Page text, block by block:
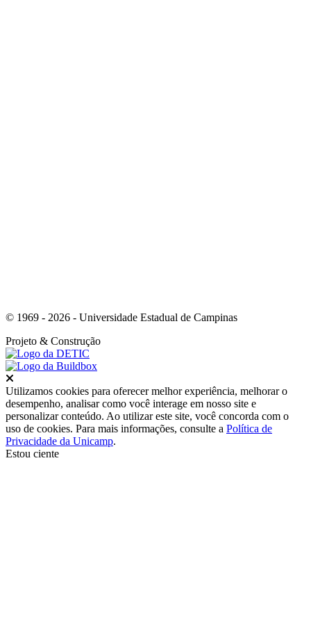
© 1969 - 2026 - Universidade Estadual de Campinas
Projeto & Construção
Utilizamos cookies para oferecer melhor experiência, melhorar o
desempenho, analisar como você interage em nosso site e
personalizar conteúdo. Ao utilizar este site, você concorda com o
uso de cookies. Para mais informações, consulte a Política de
Privacidade da Unicamp.
Estou ciente